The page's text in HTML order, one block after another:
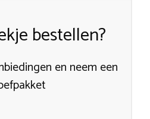
bestellen?
en neem een